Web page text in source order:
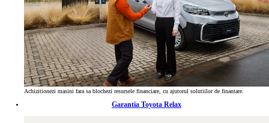
Achizitionezi masini fara sa blochezi resursele financiare, cu ajutorul solutiilor de finantare.
Garantia Toyota Relax